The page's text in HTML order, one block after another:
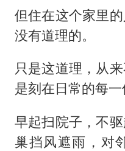
但住在这个家里
没有道理的。
只是这道理，从
是刻在日常的每
早起扫院子，不
巢挡风遮雨，对